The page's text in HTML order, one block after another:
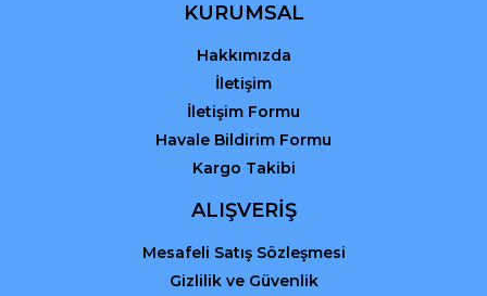
KURUMSAL
Hakkımızda
İletişim
İletişim Formu
Havale Bildirim Formu
Kargo Takibi
ALIŞVERİŞ
Mesafeli Satış Sözleşmesi
Gizlilik ve Güvenlik